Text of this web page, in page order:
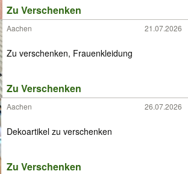
Zu Verschenken
Aachen 21.07.2026
Zu verschenken, Frauenkleidung
Zu Verschenken
Aachen 26.07.2026
Dekoartikel zu verschenken
Zu Verschenken